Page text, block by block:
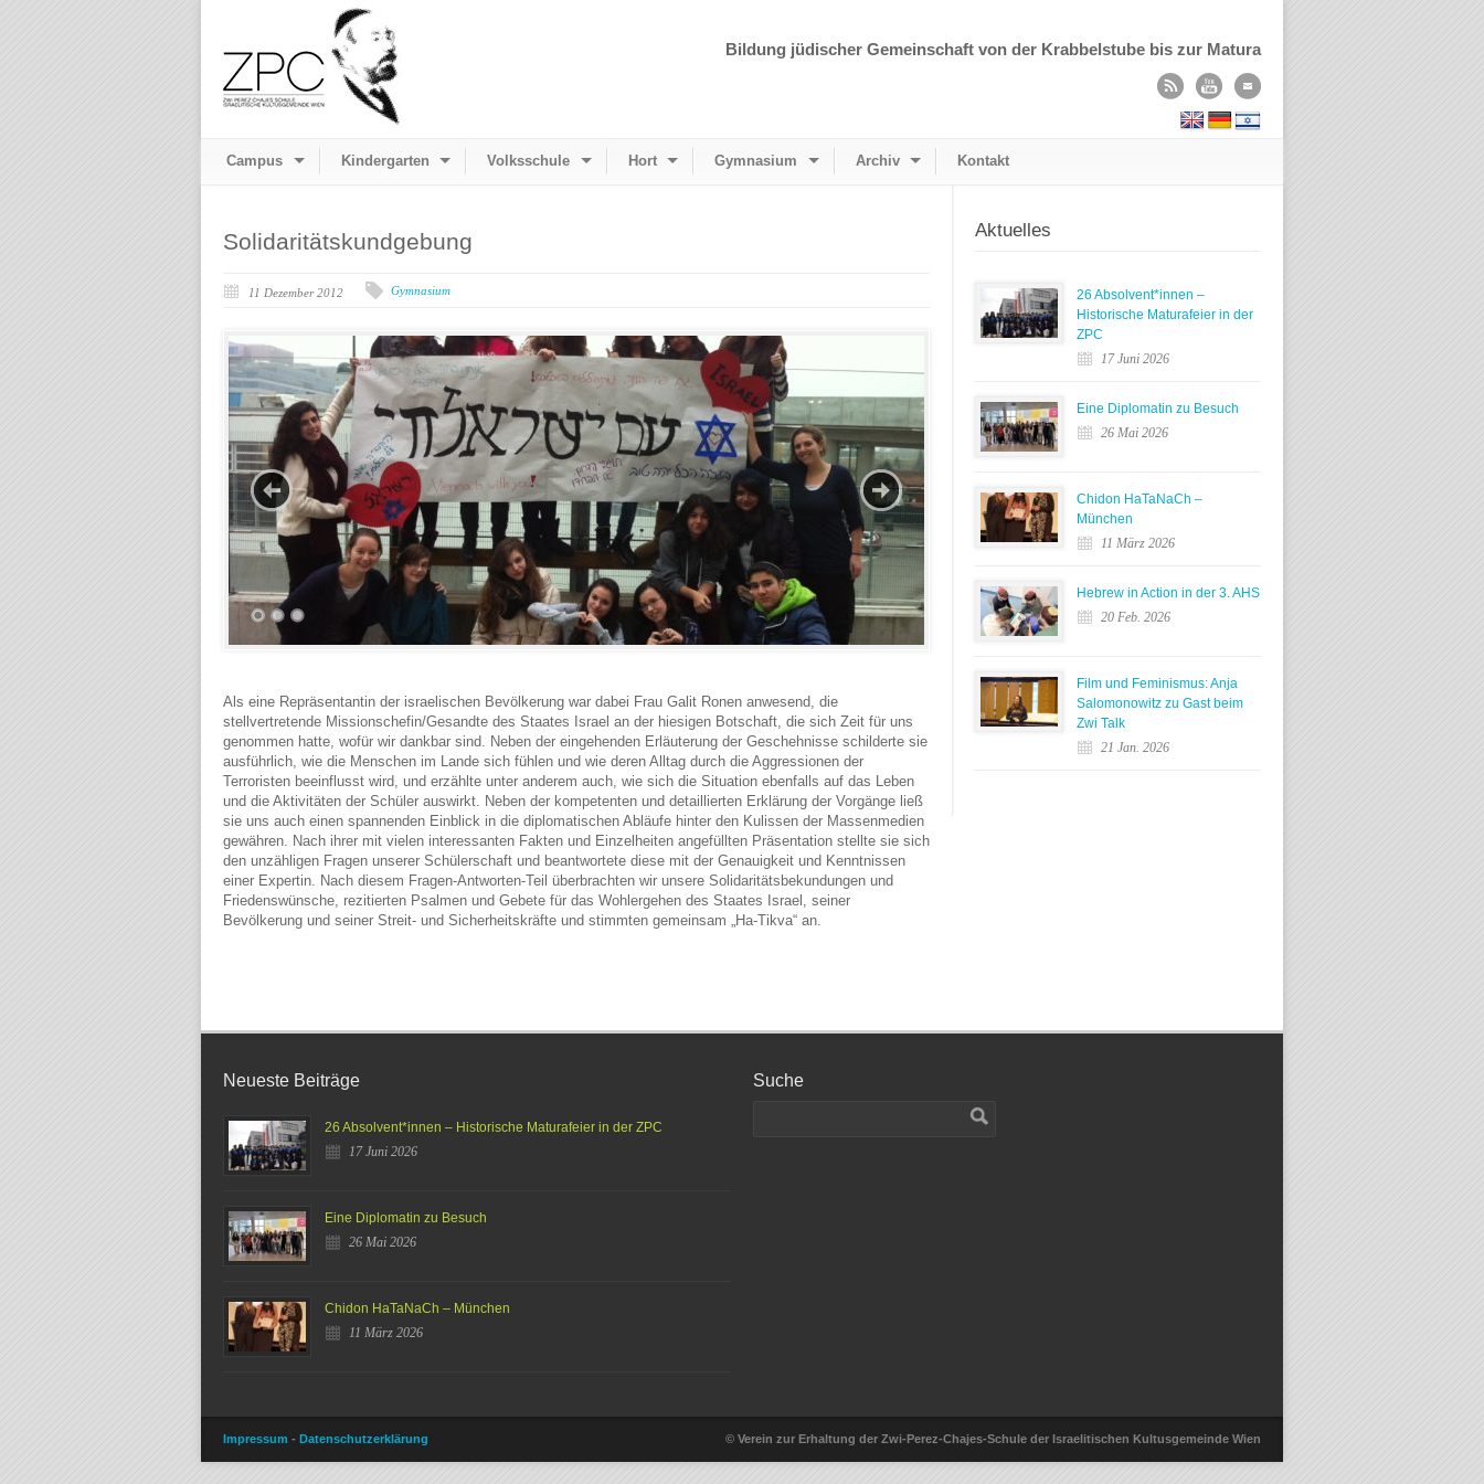
Bildung jüdischer Gemeinschaft von der Krabbelstube bis zur Matura
Campus Kindergarten Volksschule Hort Gymnasium Archiv Kontakt
Solidaritätskundgebung
11 Dezember 2012 Gymnasium
Als eine Repräsentantin der israelischen Bevölkerung war dabei Frau Galit Ronen anwesend, die
stellvertretende Missionschefin/Gesandte des Staates Israel an der hiesigen Botschaft, die sich Zeit für uns
genommen hatte, wofür wir dankbar sind. Neben der eingehenden Erläuterung der Geschehnisse schilderte sie
ausführlich, wie die Menschen im Lande sich fühlen und wie deren Alltag durch die Aggressionen der
Terroristen beeinflusst wird, und erzählte unter anderem auch, wie sich die Situation ebenfalls auf das Leben
und die Aktivitäten der Schüler auswirkt. Neben der kompetenten und detaillierten Erklärung der Vorgänge ließ
sie uns auch einen spannenden Einblick in die diplomatischen Abläufe hinter den Kulissen der Massenmedien
gewähren. Nach ihrer mit vielen interessanten Fakten und Einzelheiten angefüllten Präsentation stellte sie sich
den unzähligen Fragen unserer Schülerschaft und beantwortete diese mit der Genauigkeit und Kenntnissen
einer Expertin. Nach diesem Fragen-Antworten-Teil überbrachten wir unsere Solidaritätsbekundungen und
Friedenswünsche, rezitierten Psalmen und Gebete für das Wohlergehen des Staates Israel, seiner
Bevölkerung und seiner Streit- und Sicherheitskräfte und stimmten gemeinsam „Ha-Tikva“ an.
Aktuelles
26 Absolvent*innen –
Historische Maturafeier in der
ZPC
17 Juni 2026
Eine Diplomatin zu Besuch
26 Mai 2026
Chidon HaTaNaCh –
München
11 März 2026
Hebrew in Action in der 3. AHS
20 Feb. 2026
Film und Feminismus: Anja
Salomonowitz zu Gast beim
Zwi Talk
21 Jan. 2026
Neueste Beiträge
26 Absolvent*innen – Historische Maturafeier in der ZPC
17 Juni 2026
Eine Diplomatin zu Besuch
26 Mai 2026
Chidon HaTaNaCh – München
11 März 2026
Suche
Impressum - Datenschutzerklärung © Verein zur Erhaltung der Zwi-Perez-Chajes-Schule der Israelitischen Kultusgemeinde Wien